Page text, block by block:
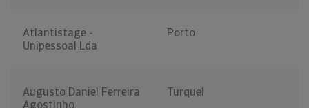
Atlantistage -
Unipessoal Lda
Porto
Augusto Daniel Ferreira
Agostinho
Turquel